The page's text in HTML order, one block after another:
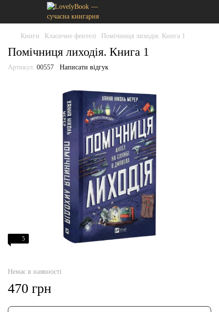
Книги Класичне фентезі Помічниця лиходія. Книга 1
Помічниця лиходія. Книга 1
Артикул: 00557 Написати відгук
5
Немає в наявності
470 грн